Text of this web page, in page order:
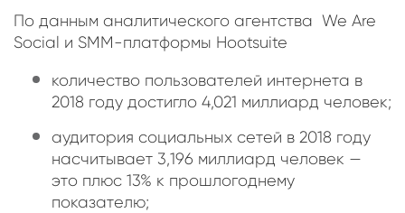
По данным аналитического агентства We Are
Social и SMM-платформы Hootsuite
количество пользователей интернета в
2018 году достигло 4,021 миллиард человек;
аудитория социальных сетей в 2018 году
насчитывает 3,196 миллиард человек —
это плюс 13% к прошлогоднему
показателю;